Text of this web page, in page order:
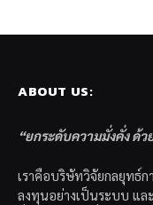
ABOUT US:
“ยกระดับความมั่งคั่ง ด้
เราคือบริษัทวิจัยกลยุทธ์
ลงทุนอย่างเป็นระบบ แ